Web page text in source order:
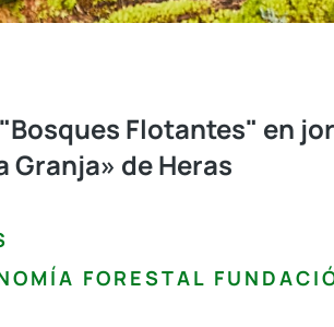
Flotantes" en
Granja» de Heras
FORESTAL